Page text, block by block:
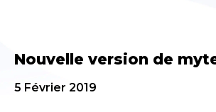
Nouvelle version de
5 Février 2019